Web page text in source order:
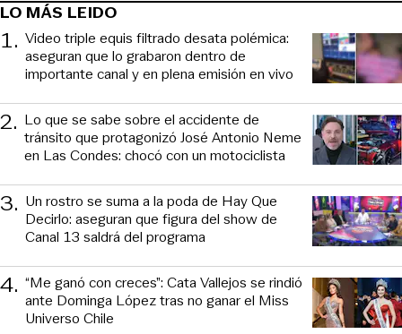
LO MÁS LEIDO
1. Video triple equis filtrado desata polémica:
aseguran que lo grabaron dentro de
importante canal y en plena emisión en vivo
2. Lo que se sabe sobre el accidente de
tránsito que protagonizó José Antonio Neme
en Las Condes: chocó con un motociclista
3. Un rostro se suma a la poda de Hay Que
Decirlo: aseguran que figura del show de
Canal 13 saldrá del programa
4. “Me ganó con creces”: Cata Vallejos se rindió
ante Dominga López tras no ganar el Miss
Universo Chile